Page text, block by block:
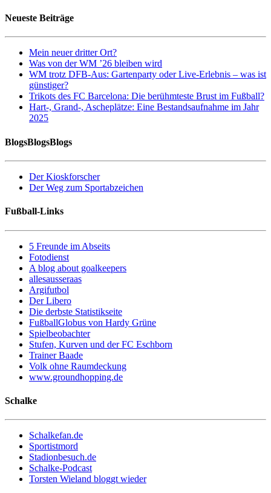
Neueste Beiträge
Mein neuer dritter Ort?
Was von der WM ’26 bleiben wird
WM trotz DFB-Aus: Gartenparty oder Live-Erlebnis – was ist
günstiger?
Trikots des FC Barcelona: Die berühmteste Brust im Fußball?
Hart-, Grand-, Ascheplätze: Eine Bestandsaufnahme im Jahr
2025
BlogsBlogsBlogs
Der Kioskforscher
Der Weg zum Sportabzeichen
Fußball-Links
5 Freunde im Abseits
Fotodienst
A blog about goalkeepers
allesausseraas
Argifutbol
Der Libero
Die derbste Statistikseite
FußballGlobus von Hardy Grüne
Spielbeobachter
Stufen, Kurven und der FC Eschborn
Trainer Baade
Volk ohne Raumdeckung
www.groundhopping.de
Schalke
Schalkefan.de
Sportistmord
Stadionbesuch.de
Schalke-Podcast
Torsten Wieland bloggt wieder